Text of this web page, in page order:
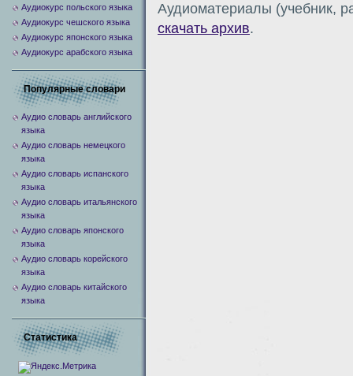
Аудиоматериалы (учебник,
скачать архив.
Аудиокурс польского языка
Аудиокурс чешского языка
Аудиокурс японского языка
Аудиокурс арабского языка
Популярные словари
Аудио словарь английского
языка
Аудио словарь немецкого
языка
Аудио словарь испанского
языка
Аудио словарь итальянского
языка
Аудио словарь японского
языка
Аудио словарь корейского
языка
Аудио словарь китайского
языка
Статистика